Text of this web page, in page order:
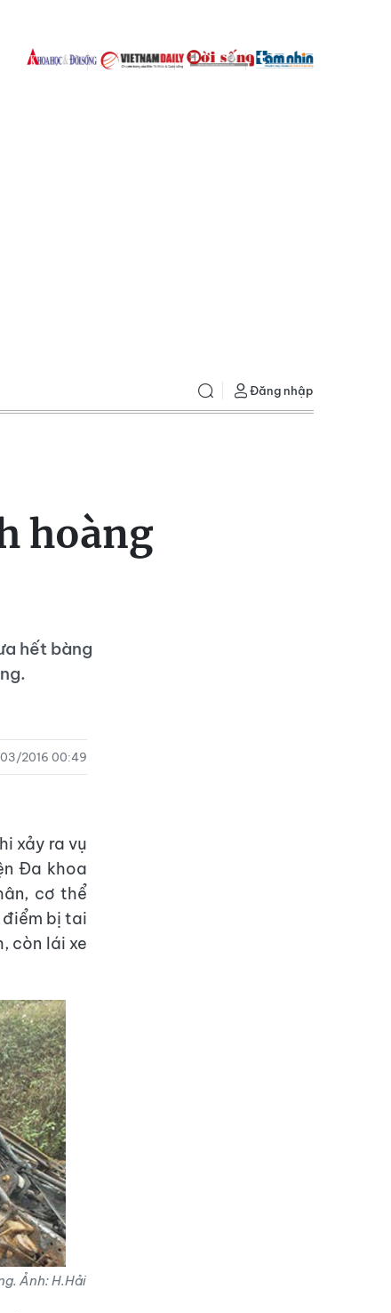
Đăng nhập
hoàng
hết bàng
2016 00:49
xảy ra vụ
Đa khoa
cơ thể
điểm bị tai
còn lái xe
Ảnh: H.Hải